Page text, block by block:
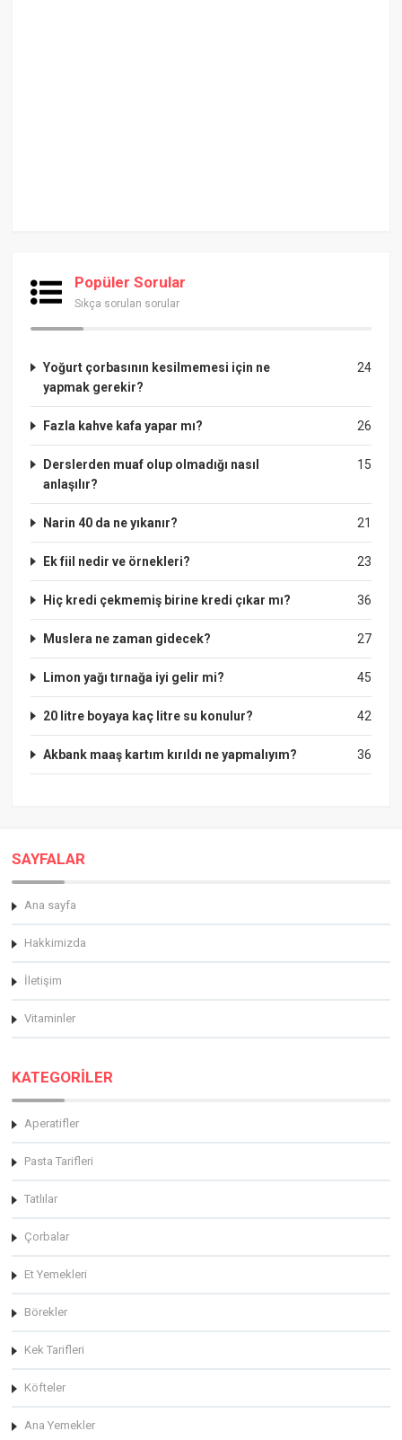
Popüler Sorular
Sıkça sorulan sorular
24
Yoğurt çorbasının kesilmemesi için ne
yapmak gerekir?
26
Fazla kahve kafa yapar mı?
15
Derslerden muaf olup olmadığı nasıl
anlaşılır?
21
Narin 40 da ne yıkanır?
23
Ek fiil nedir ve örnekleri?
36
Hiç kredi çekmemiş birine kredi çıkar mı?
27
Muslera ne zaman gidecek?
45
Limon yağı tırnağa iyi gelir mi?
42
20 litre boyaya kaç litre su konulur?
36
Akbank maaş kartım kırıldı ne yapmalıyım?
SAYFALAR
Ana sayfa
Hakkimizda
İletişim
Vitaminler
KATEGORİLER
Aperatifler
Pasta Tarifleri
Tatlılar
Çorbalar
Et Yemekleri
Börekler
Kek Tarifleri
Köfteler
Ana Yemekler